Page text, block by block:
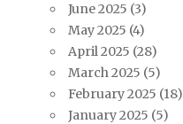
June 2025 (3)
May 2025 (4)
April 2025 (28)
March 2025 (5)
February 2025 (18)
January 2025 (5)